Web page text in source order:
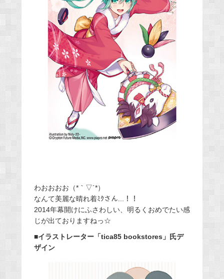
わおおおお（*｀▽´*）
なんて美麗な晴れ着ﾐｸさん...！！
2014年幕開けにふさわしい、明るくおめでたい感
じが出ておりますねっ☆
■イラストレーター「tica85 bookstores」氏デ
ザイン